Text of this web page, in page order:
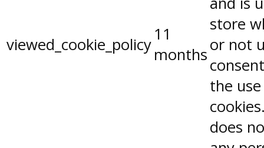
viewed_cookie_policy
11
months
store
or not
the
does